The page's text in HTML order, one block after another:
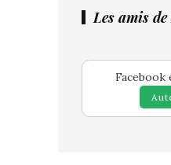
Les amis
Facebook